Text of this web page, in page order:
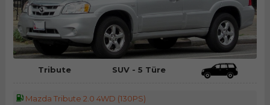
Tribute SUV - 5 Türe
Mazda Tribute 2.0 4WD (130PS)